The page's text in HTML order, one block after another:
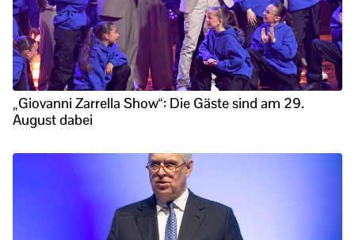
„Giovanni Zarrella Show“: Die Gäste sind am 29.
August dabei